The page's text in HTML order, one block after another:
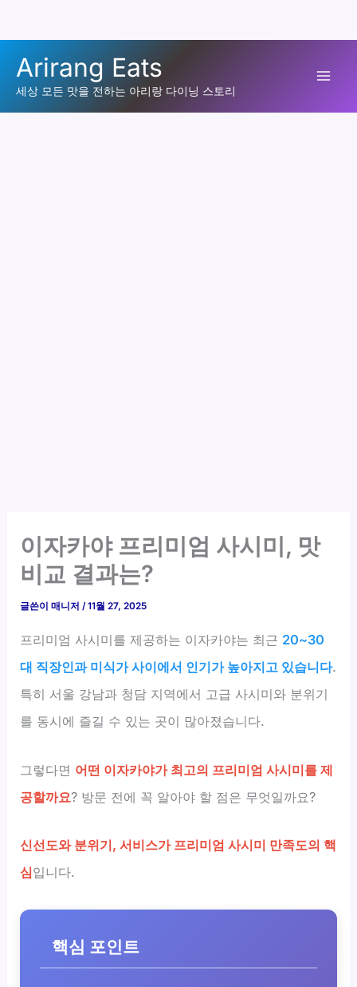
로
Arirang Eats
세상 모든 맛을 전하는 아리랑 다이닝 스토리
이자카야 프리미엄 사시미, 맛
비교 결과는?
글쓴이매니저/11월 27, 2025
프리미엄 사시미를 제공하는 이자카야는 최근 20~30
대 직장인과 미식가 사이에서 인기가 높아지고 있습니다.
특히 서울 강남과 청담 지역에서 고급 사시미와 분위기
를 동시에 즐길 수 있는 곳이 많아졌습니다.
그렇다면 어떤 이자카야가 최고의 프리미엄 사시미를 제
공할까요? 방문 전에 꼭 알아야 할 점은 무엇일까요?
신선도와 분위기, 서비스가 프리미엄 사시미 만족도의 핵
심입니다.
핵심 포인트